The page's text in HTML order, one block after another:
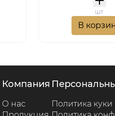
шт
В
компания
О нас
Политика куки